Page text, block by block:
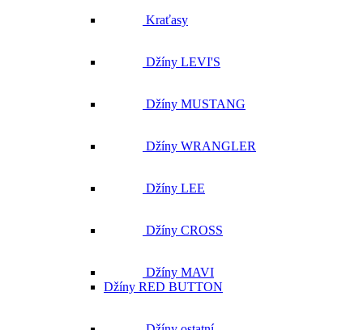
Kraťasy
Džíny LEVI'S
Džíny MUSTANG
Džíny WRANGLER
Džíny LEE
Džíny CROSS
Džíny MAVI
Džíny RED BUTTON